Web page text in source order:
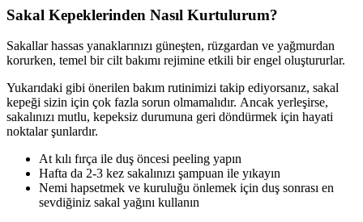
Sakal Kepeklerinden Nasıl Kurtulurum?
Sakallar hassas yanaklarınızı güneşten, rüzgardan ve yağmurdan
korurken, temel bir cilt bakımı rejimine etkili bir engel oluştururlar.
Yukarıdaki gibi önerilen bakım rutinimizi takip ediyorsanız, sakal
kepeği sizin için çok fazla sorun olmamalıdır. Ancak yerleşirse,
sakalınızı mutlu, kepeksiz durumuna geri döndürmek için hayati
noktalar şunlardır.
At kılı fırça ile duş öncesi peeling yapın
Hafta da 2-3 kez sakalınızı şampuan ile yıkayın
Nemi hapsetmek ve kuruluğu önlemek için duş sonrası en
sevdiğiniz sakal yağını kullanın